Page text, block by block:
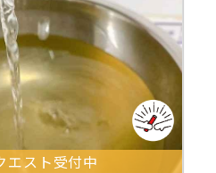
エスト受付中